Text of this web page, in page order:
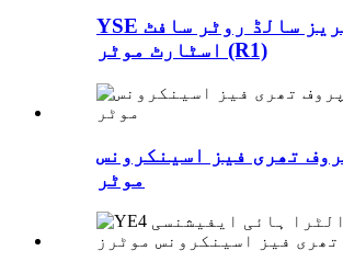
YSE سیریز سالڈ روٹر سافٹ
اسٹارٹ موٹر (R1)
تھری فیز اسینکرونس
موٹر